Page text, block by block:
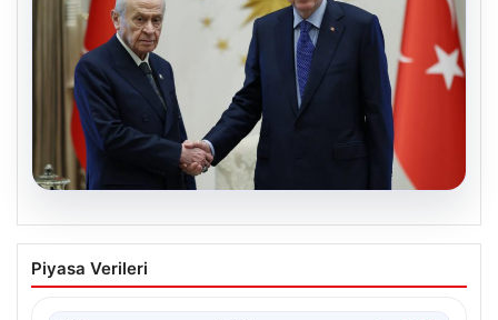
06.08.2026
Cumhurbaşkanı Erdoğan, Devlet
Bahçeli ile görüştü
Piyasa Verileri